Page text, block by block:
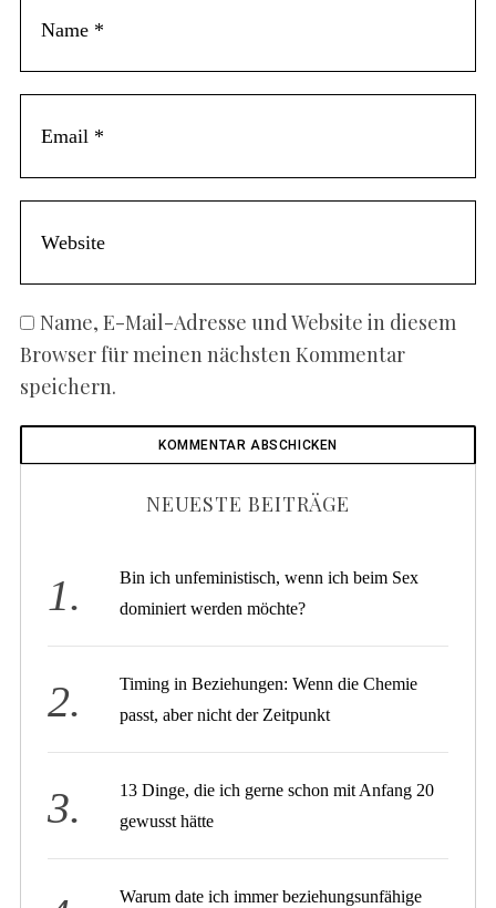
Name, E-Mail-Adresse und Website in diesem
Browser für meinen nächsten Kommentar
speichern.
NEUESTE BEITRÄGE
Bin ich unfeministisch, wenn ich beim Sex
dominiert werden möchte?
Timing in Beziehungen: Wenn die Chemie
passt, aber nicht der Zeitpunkt
13 Dinge, die ich gerne schon mit Anfang 20
gewusst hätte
Warum date ich immer beziehungsunfähige